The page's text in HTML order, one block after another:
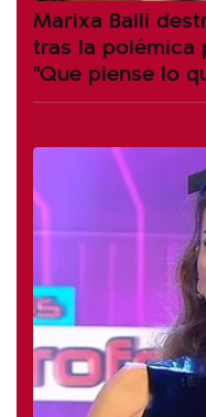
Marixa Balli
tras la polémica
"Que piense lo